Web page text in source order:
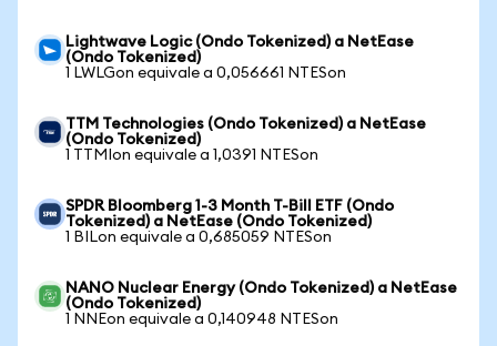
Lightwave Logic (Ondo Tokenized) a NetEase
(Ondo Tokenized)
1 LWLGon equivale a 0,056661 NTESon
TTM Technologies (Ondo Tokenized) a NetEase
(Ondo Tokenized)
1 TTMIon equivale a 1,0391 NTESon
SPDR Bloomberg 1-3 Month T-Bill ETF (Ondo
Tokenized) a NetEase (Ondo Tokenized)
1 BILon equivale a 0,685059 NTESon
NANO Nuclear Energy (Ondo Tokenized) a NetEase
(Ondo Tokenized)
1 NNEon equivale a 0,140948 NTESon